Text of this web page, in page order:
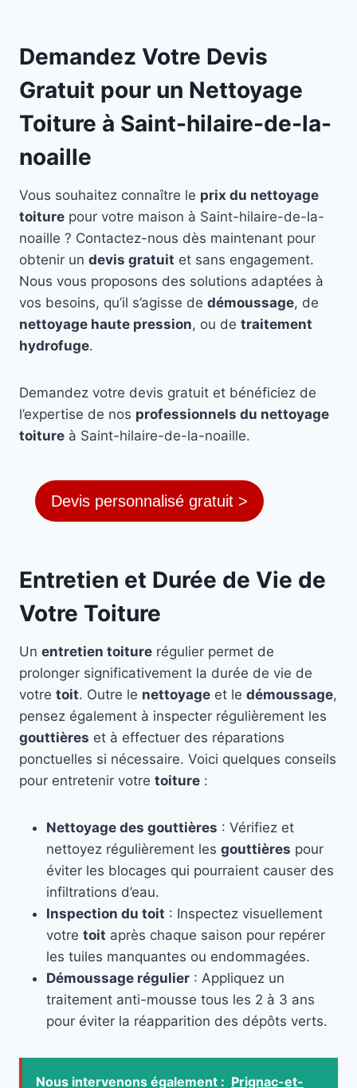
Demandez Votre Devis
Gratuit pour un Nettoyage
Toiture à Saint-hilaire-de-la-
noaille
Vous souhaitez connaître le prix du nettoyage
toiture pour votre maison à Saint-hilaire-de-la-
noaille ? Contactez-nous dès maintenant pour
obtenir un devis gratuit et sans engagement.
Nous vous proposons des solutions adaptées à
vos besoins, qu’il s’agisse de démoussage, de
nettoyage haute pression, ou de traitement
hydrofuge.
Demandez votre devis gratuit et bénéficiez de
l’expertise de nos professionnels du nettoyage
toiture à Saint-hilaire-de-la-noaille.
Devis personnalisé gratuit >
Entretien et Durée de Vie de
Votre Toiture
Un entretien toiture régulier permet de
prolonger significativement la durée de vie de
votre toit. Outre le nettoyage et le démoussage,
pensez également à inspecter régulièrement les
gouttières et à effectuer des réparations
ponctuelles si nécessaire. Voici quelques conseils
pour entretenir votre toiture :
Nettoyage des gouttières : Vérifiez et
nettoyez régulièrement les gouttières pour
éviter les blocages qui pourraient causer des
infiltrations d’eau.
Inspection du toit : Inspectez visuellement
votre toit après chaque saison pour repérer
les tuiles manquantes ou endommagées.
Démoussage régulier : Appliquez un
traitement anti-mousse tous les 2 à 3 ans
pour éviter la réapparition des dépôts verts.
Nous intervenons également : Prignac-et-